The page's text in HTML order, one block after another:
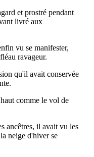
et prostré pendant
livré aux
vu se manifester,
ravageur.
qu'il avait conservée
comme le vol de
ancêtres, il avait vu les
neige d'hiver se